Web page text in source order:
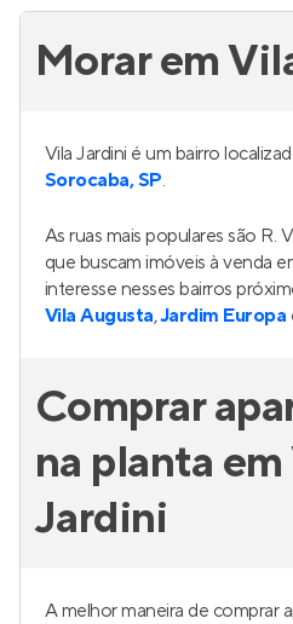
Morar em
Vila Jardini é um bairro
Sorocaba, SP.
As ruas mais populares são R.
que buscam imóveis à venda
interesse nesses bairros
Vila Augusta,Jardim Europa
Comprar
na planta
Jardini
A melhor maneira de comprar